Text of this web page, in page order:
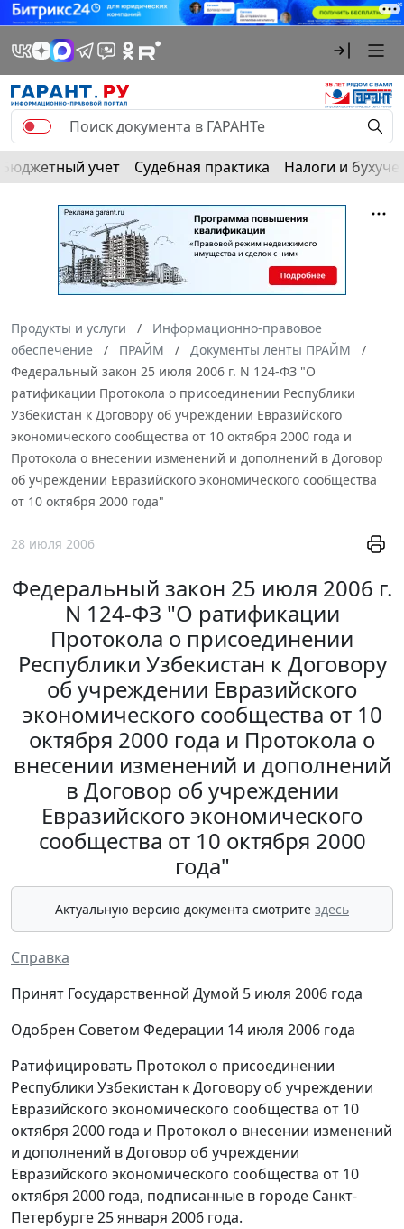
Бюджетный учет Судебная практика Налоги и
Продукты и услуги
Информационно-правовое
обеспечение
ПРАЙМ
Документы ленты ПРАЙМ
Федеральный закон 25 июля 2006 г. N 124-ФЗ "О
ратификации Протокола о присоединении Республики
Узбекистан к Договору об учреждении Евразийского
экономического сообщества от 10 октября 2000 года и
Протокола о внесении изменений и дополнений в Договор
об учреждении Евразийского экономического сообщества
от 10 октября 2000 года"
28 июля 2006
Федеральный закон 25 июля 2006 г.
N 124-ФЗ "О ратификации
Протокола о присоединении
Республики Узбекистан к Договору
об учреждении Евразийского
экономического сообщества от 10
октября 2000 года и Протокола о
внесении изменений и дополнений
в Договор об учреждении
Евразийского экономического
сообщества от 10 октября 2000
года"
Актуальную версию документа смотрите здесь
Справка
Принят Государственной Думой 5 июля 2006 года
Одобрен Советом Федерации 14 июля 2006 года
Ратифицировать Протокол о присоединении
Республики Узбекистан к Договору об учреждении
Евразийского экономического сообщества от 10
октября 2000 года и Протокол о внесении изменений
и дополнений в Договор об учреждении
Евразийского экономического сообщества от 10
октября 2000 года, подписанные в городе Санкт-
Петербурге 25 января 2006 года.